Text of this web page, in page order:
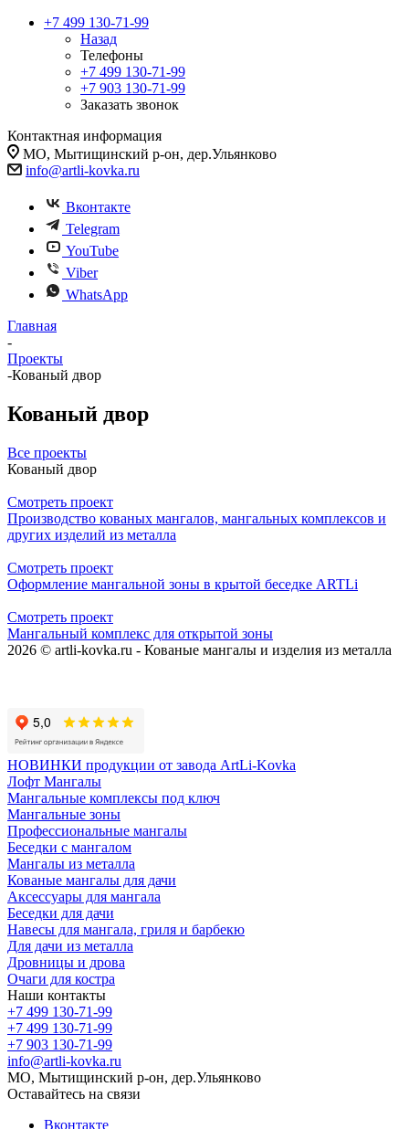
+7 499 130-71-99
Назад
Телефоны
+7 499 130-71-99
+7 903 130-71-99
Заказать звонок
Контактная информация
МО, Мытищинский р-он, дер.Ульянково
info@artli-kovka.ru
Вконтакте
Telegram
YouTube
Viber
WhatsApp
Главная
-
Проекты
-Кованый двор
Кованый двор
Все проекты
Кованый двор
Смотреть проект
Производство кованых мангалов, мангальных комплексов и
других изделий из металла
Смотреть проект
Оформление мангальной зоны в крытой беседке ARTLi
Смотреть проект
Мангальный комплекс для открытой зоны
2026 © artli-kovka.ru - Кованые мангалы и изделия из металла
НОВИНКИ продукции от завода ArtLi-Kovka
Лофт Мангалы
Мангальные комплексы под ключ
Мангальные зоны
Профессиональные мангалы
Беседки с мангалом
Мангалы из металла
Кованые мангалы для дачи
Аксессуары для мангала
Беседки для дачи
Навесы для мангала, гриля и барбекю
Для дачи из металла
Дровницы и дрова
Очаги для костра
Наши контакты
+7 499 130-71-99
+7 499 130-71-99
+7 903 130-71-99
info@artli-kovka.ru
МО, Мытищинский р-он, дер.Ульянково
Оставайтесь на связи
Вконтакте